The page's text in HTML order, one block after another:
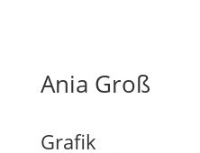
Ania Groß
Grafik